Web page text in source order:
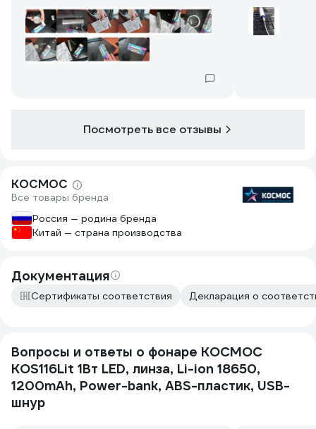
зарядится он просто горит синим
цветом не мигая. В инструкции
немного по другому написано. Сам
фонарик на самом деле оказался
больше размером чем я ожидал, я
Посмотреть все отзывы
КОСМОС
Все товары бренда
Россия — родина бренда
Китай — страна производства
Документация
Сертификаты соответствия Декларация о
Вопросы и ответы о фонаре КОСМОС
KOS116Lit 1Вт LED, линза, Li-ion 18650,
1200mAh, Power-bank, ABS-пластик, USB-
шнур